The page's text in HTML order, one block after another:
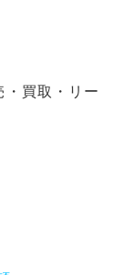
買取・リー